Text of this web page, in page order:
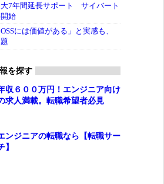
7年間延長サポート サイバート
始
には価値がある」と実感も、
を探す
収６００万円！エンジニア向け
求人満載。転職希望者必見
ンジニアの転職なら【転職サー
】